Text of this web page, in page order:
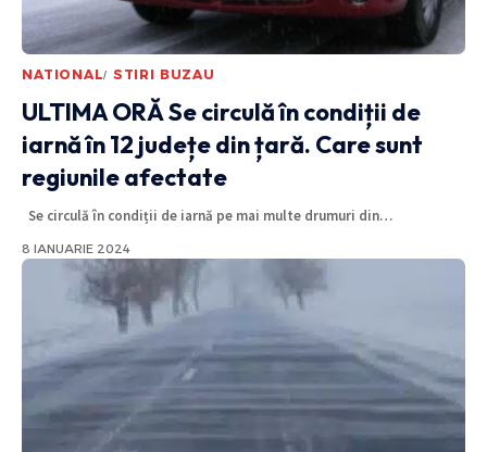
NATIONAL STIRI BUZAU
ULTIMA ORĂSe circulă în condiții de
iarnă în 12 județe din țară. Care sunt
regiunile afectate
Se circulă în condiții de iarnă pe mai multe drumuri din…
8 IANUARIE 2024